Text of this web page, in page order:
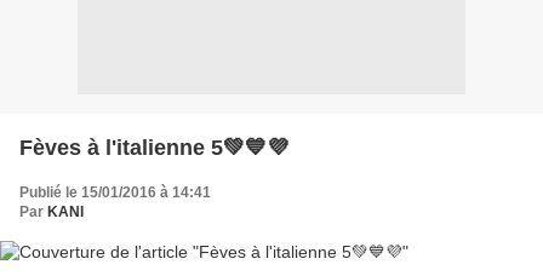
Fèves à l'italienne 5💚💙💜
Publié le 15/01/2016 à 14:41
Par KANI